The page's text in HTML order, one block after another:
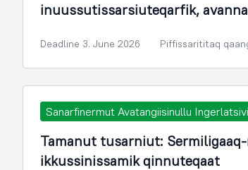
inuussutissarsiuteqarfik,
Deadline 3. June 2026 Piffissarititaq
Sanarfinermut Avatangiisinullu
Tamanut tusarniut:
ikkussinissamik qinnuteqaat